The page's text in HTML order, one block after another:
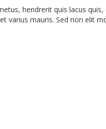
hendrerit quis lacus
varius mauris. Sed non elit